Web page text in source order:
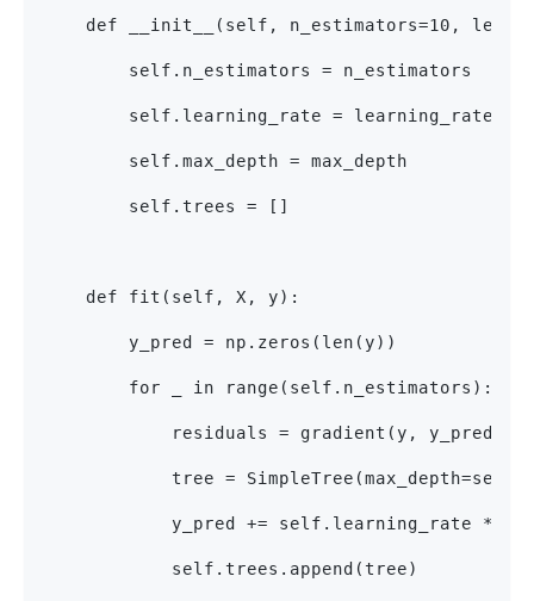
def __init__(self, n_estimators=10,
        self.n_estimators = n_estimators
        self.learning_rate = learning_rate
        self.max_depth = max_depth
        self.trees = []
    def fit(self, X, y):
        y_pred = np.zeros(len(y))
        for _ in range(self.n_estimators):
            residuals = gradient(y, y_pred)
tree =
y_pred += self.learning_rate *
            self.trees.append(tree)